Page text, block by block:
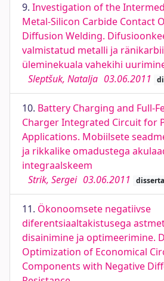
9. Investigation of the
Metal-Silicon Carbide Contact
Diffusion Welding.
valmistatud metalli ja
üleminekuala vahekihi
Sleptšuk, Natalja 03.06.2011
10. Battery Charging and Full-
Charger Integrated Circuit for
Applications. Mobiilsete
ja rikkalike omadustega
integraalskeem
Strik, Sergei 03.06.2011
11. Ökonoomsete negatiivse
diferentsiaaltakistusega
disainimine ja optimeerimine.
Optimization of Economical
Components with Negative